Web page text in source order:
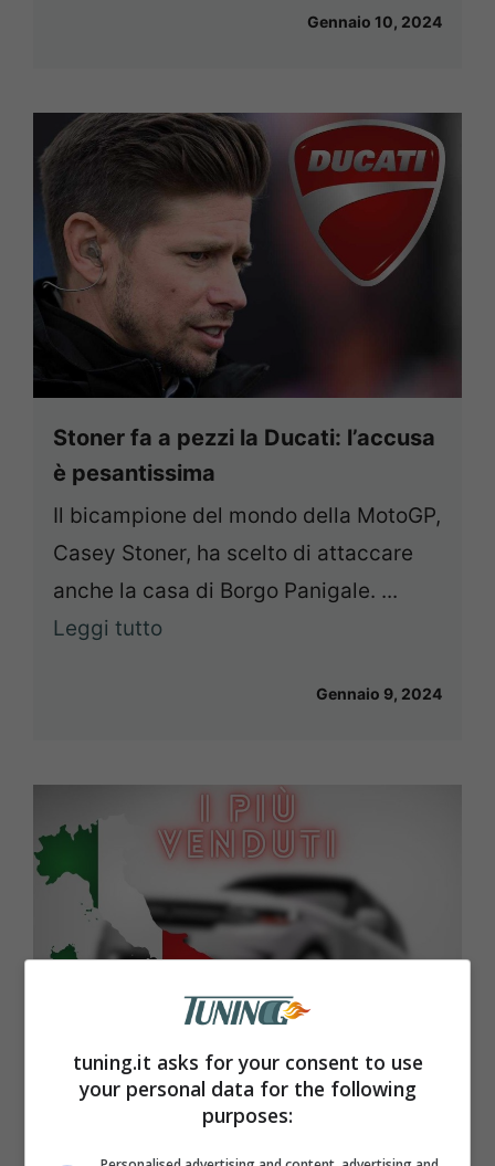
Gennaio 10, 2024
Stoner fa a pezzi la Ducati: l’accusa
è pesantissima
Il bicampione del mondo della MotoGP,
Casey Stoner, ha scelto di attaccare
anche la casa di Borgo Panigale. ...
Leggi tutto
Gennaio 9, 2024
I migliori SUV sul mercato: difficile
tuning.it asks for your consent to use
your personal data for the following
purposes: